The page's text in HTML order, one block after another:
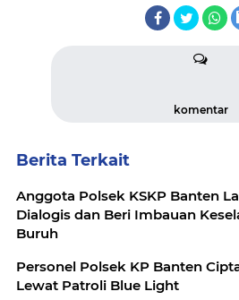
komentar
Berita Terkait
Anggota Polsek KSKP Banten
Dialogis dan Beri Imbauan
Buruh
Personel Polsek KP Banten
Lewat Patroli Blue Light